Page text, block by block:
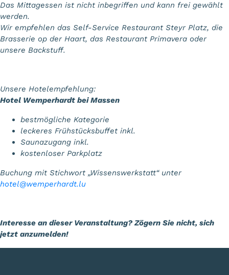
Das Mittagessen ist nicht inbegriffen und kann frei gewählt
werden.
Wir empfehlen das Self-Service Restaurant Steyr Platz, die
Brasserie op der Haart, das Restaurant Primavera oder
unsere Backstuff.
Unsere Hotelempfehlung:
Hotel Wemperhardt bei Massen
bestmögliche Kategorie
leckeres Frühstücksbuffet inkl.
Saunazugang inkl.
kostenloser Parkplatz
Buchung mit Stichwort „Wissenswerkstatt“ unter
hotel@wemperhardt.lu
Interesse an dieser Veranstaltung? Zögern Sie nicht, sich
jetzt anzumelden!